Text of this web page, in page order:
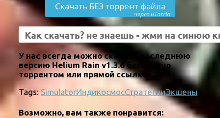
Скачать БЕЗ торрент файла
через uTorria
У нас всегда можно скачать последнюю
версию Helium Rain v1.3.6 бесплатно
торрентом или прямой ссылкой.
Tags: SimulatorИндикосмосСтратегииЭкшены
Возможно, вам также понравится: